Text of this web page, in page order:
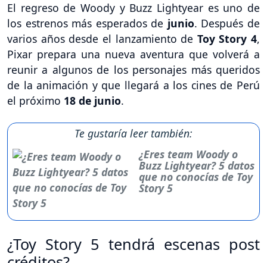
El regreso de Woody y Buzz Lightyear es uno de
los estrenos más esperados de junio. Después de
varios años desde el lanzamiento de Toy Story 4,
Pixar prepara una nueva aventura que volverá a
reunir a algunos de los personajes más queridos
de la animación y que llegará a los cines de Perú
el próximo 18 de junio.
Te gustaría leer también:
¿Eres team Woody o
Buzz Lightyear? 5 datos
que no conocías de Toy
Story 5
¿Toy Story 5 tendrá escenas post